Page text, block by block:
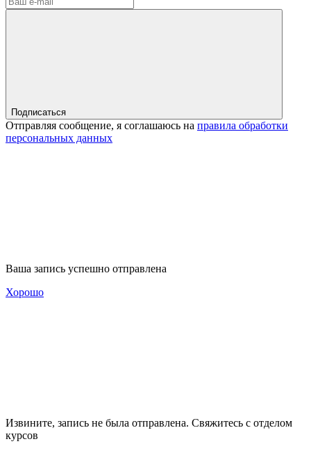
Подписаться
Отправляя сообщение, я соглашаюсь на правила обработки
персональных данных
Ваша запись успешно отправлена
Хорошо
Извините, запись не была отправлена. Свяжитесь с отделом
курсов